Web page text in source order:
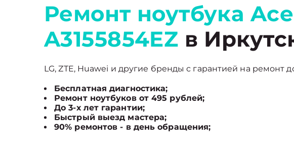
Ремонт ноутбука
A3155854EZ в
LG, ZTE, Huawei и другие бренды с гарантией на ремонт
Бесплатная диагностика;
Ремонт ноутбуков от 495 рублей;
До 3-х лет гарантии;
Быстрый выезд мастера;
90% ремонтов - в день обращения;